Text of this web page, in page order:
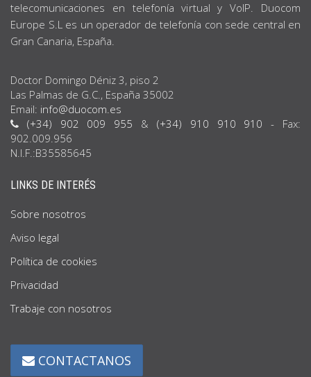
telecomunicaciones en telefonía virtual y VoIP. Duocom
Europe S.L es un operador de telefonía con sede central en
Gran Canaria, España.
Doctor Domingo Déniz 3, piso 2
Las Palmas de G.C., España 35002
Email: info@duocom.es
(+34) 902 009 955 & (+34) 910 910 910 - Fax:
902.009.956
N.I.F.:B35585645
LINKS DE INTERÉS
Sobre nosotros
Aviso legal
Política de cookies
Privacidad
Trabaje con nosotros
CONTACTANOS